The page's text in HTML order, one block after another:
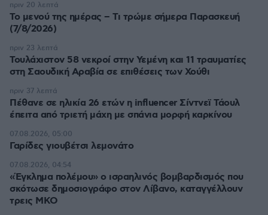
Το μενού της ημέρας – Τι τρώμε σήμερα Παρασκευή
(7/8/2026)
πριν 20 λεπτά
Τουλάχιστον 58 νεκροί στην Υεμένη και 11 τραυματίες
στη Σαουδική Αραβία σε επιθέσεις των Χούθι
πριν 23 λεπτά
Πέθανε σε ηλικία 26 ετών η influencer Σίντνεϊ Τάουλ
έπειτα από τριετή μάχη με σπάνια μορφή καρκίνου
πριν 37 λεπτά
Γαρίδες γιουβέτσι λεμονάτο
07.08.2026, 05:00
«Έγκλημα πολέμου» ο ισραηλινός βομβαρδισμός που
σκότωσε δημοσιογράφο στον Λίβανο, καταγγέλλουν
τρεις ΜΚΟ
07.08.2026, 04:54